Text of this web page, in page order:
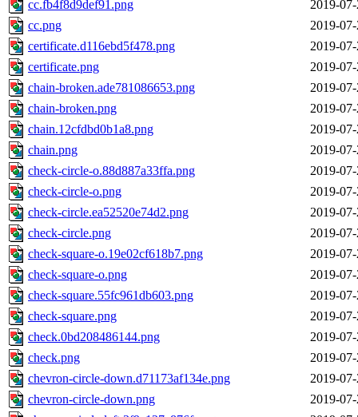
cc.fb4f8d9def91.png
2019-
cc.png
2019-
certificate.d116ebd5f478.png
2019-
certificate.png
2019-
chain-broken.ade781086653.png
2019-
chain-broken.png
2019-
chain.12cfdbd0b1a8.png
2019-
chain.png
2019-
check-circle-o.88d887a33ffa.png
2019-
check-circle-o.png
2019-
check-circle.ea52520e74d2.png
2019-
check-circle.png
2019-
check-square-o.19e02cf618b7.png
2019-
check-square-o.png
2019-
check-square.55fc961db603.png
2019-
check-square.png
2019-
check.0bd208486144.png
2019-
check.png
2019-
chevron-circle-down.d71173af134e.png
2019-
chevron-circle-down.png
2019-